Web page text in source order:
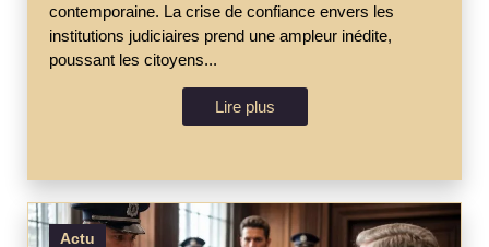
contemporaine. La crise de confiance envers les
institutions judiciaires prend une ampleur inédite,
poussant les citoyens...
Lire plus
Actu